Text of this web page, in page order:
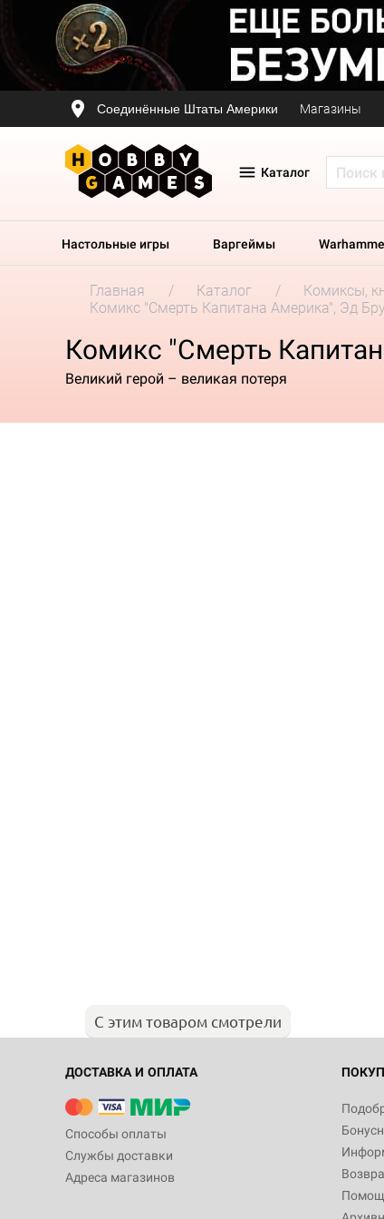
Соединённые Штаты Америки Магазины
Каталог
Настольные игры Варгеймы
Главная Каталог Комиксы,
Комикс "Смерть Капитана Америка", Эд
Комикс "Смерть
Великий герой – великая потеря
С этим товаром смотрели
ДОСТАВКА И ОПЛАТА
Способы оплаты
Службы доставки
Адреса магазинов